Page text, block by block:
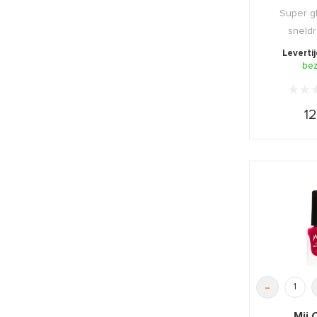
Super
-